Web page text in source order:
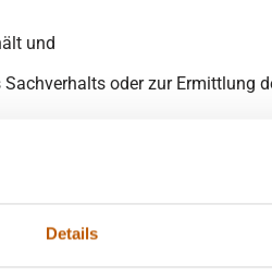
Details
und
oder zur Ermittlung
immer
ist, dass durch diese
beweiserhebliche